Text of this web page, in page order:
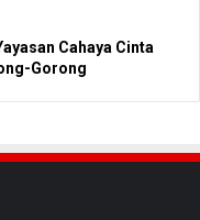
Cahaya Cinta
Gorong